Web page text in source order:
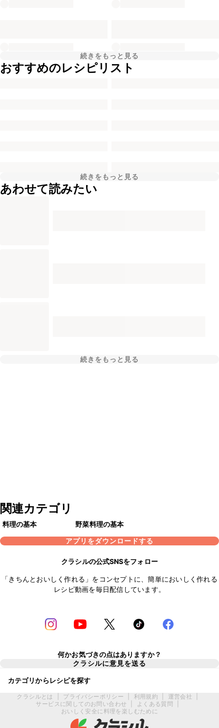
続きをもっと見る
おすすめのレシピリスト
続きをもっと見る
あわせて読みたい
続きをもっと見る
関連カテゴリ
料理の基本
野菜料理の基本
アプリをダウンロードする
クラシルの公式SNSをフォロー
「きちんとおいしく作れる」をコンセプトに、簡単においしく作れる
レシピ動画を毎日配信しています。
何かお気づきの点はありますか？
クラシルに意見を送る
カテゴリからレシピを探す
クラシルとは プライバシーポリシー 利用規約 運営会社
サービスに関してのお問い合わせ
よくある質問
おいしく安全に料理を楽しむために